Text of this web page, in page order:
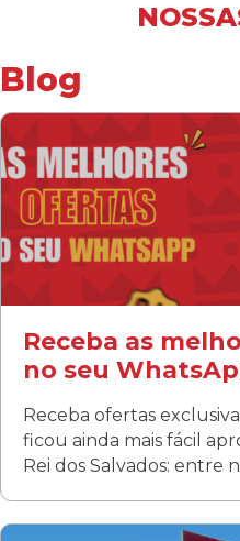
Fanny
Blog
Receba as
no seu
Receba ofertas
ficou ainda mais fácil
Rei dos Salvados: entre